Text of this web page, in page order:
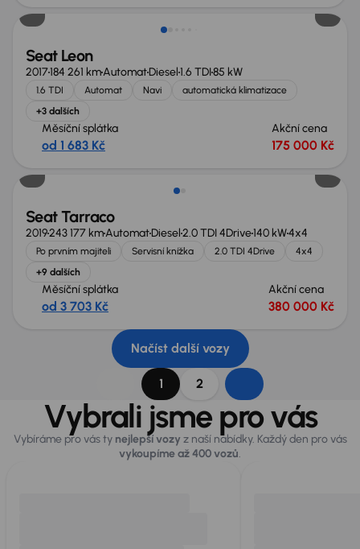
Seat Leon
2017184 261 kmAutomatDiesel1.6 TDI85 kW
1.6 TDI Automat Navi
automatická klimatizace
+3 dalších
Měsíční splátka
od 1 683 Kč
Akční cena
175 000 Kč
Seat Tarraco
2019243 177 kmAutomatDiesel2.0 TDI 4Drive140 kW4x4
Po prvním majiteli Servisní knížka 2.0 TDI 4Drive
4x4
+9 dalších
Měsíční splátka
od 3 703 Kč
Akční cena
380 000 Kč
Načíst další vozy
1 2
Vybrali jsme pro vás
Vybíráme pro vás ty nejlepší vozy z naší nabídky. Každý den pro vás
vykoupíme až 400 vozů.